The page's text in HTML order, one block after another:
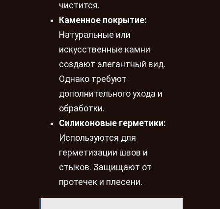
чистится.
Каменное покрытие:
Натуральные или
искусственные камни
создают элегантный вид.
Однако требуют
дополнительного ухода и
обработки.
Силиконовые герметики:
Используются для
герметизации швов и
стыков. Защищают от
протечек и плесени.